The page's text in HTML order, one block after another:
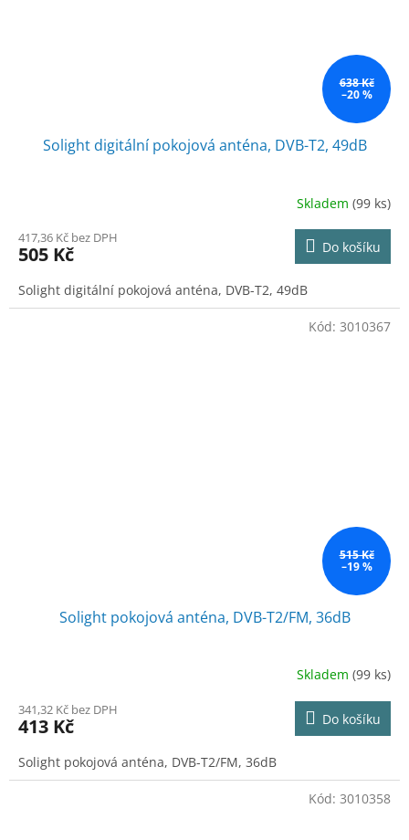
638 Kč
–20 %
Solight digitální pokojová anténa, DVB-T2, 49dB
Skladem (99 ks)
417,36 Kč bez DPH
505 Kč Do košíku
Solight digitální pokojová anténa, DVB-T2, 49dB
515 Kč
–19 %
Solight pokojová anténa, DVB-T2/FM, 36dB
Skladem (99 ks)
341,32 Kč bez DPH
413 Kč Do košíku
Solight pokojová anténa, DVB-T2/FM, 36dB
Kód: 3010367
Kód: 3010358